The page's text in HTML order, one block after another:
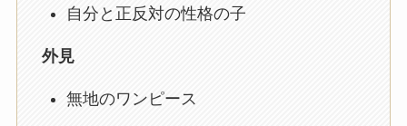
自分と正反対の性格の子
外見
無地のワンピース